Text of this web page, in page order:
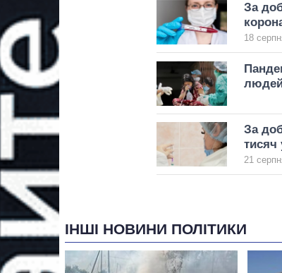
За
18
За
тисяч
21
ІНШІ НОВИНИ ПОЛІТИКИ